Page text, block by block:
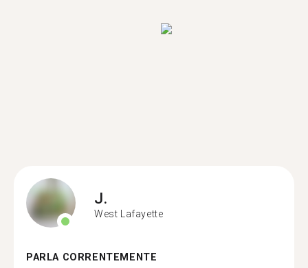
J.
West Lafayette
PARLA CORRENTEMENTE